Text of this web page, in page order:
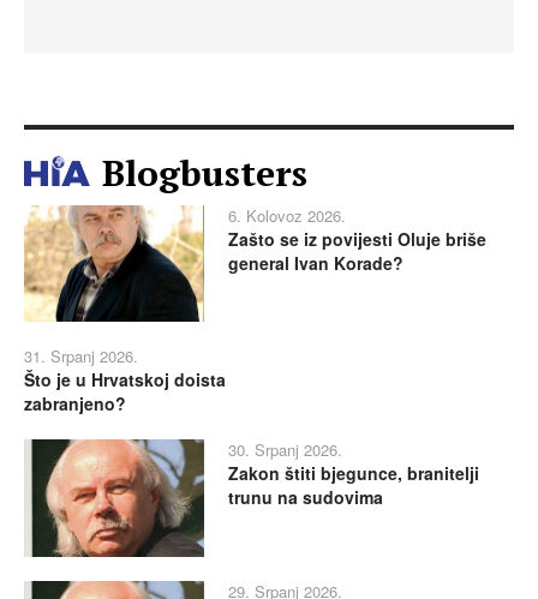
Blogbusters
6. Kolovoz 2026.
Zašto se iz povijesti Oluje briše
general Ivan Korade?
31. Srpanj 2026.
Što je u Hrvatskoj doista
zabranjeno?
30. Srpanj 2026.
Zakon štiti bjegunce, branitelji
trunu na sudovima
29. Srpanj 2026.